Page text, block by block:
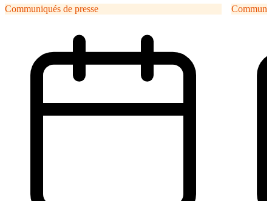
Communiqués de presse